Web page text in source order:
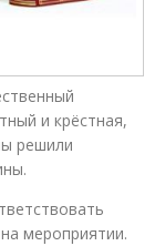
и крёстная,
решили
мероприятии.